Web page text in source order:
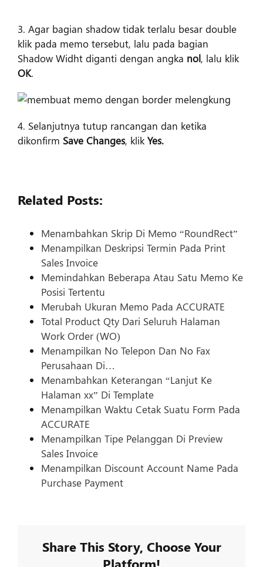
3. Agar bagian shadow tidak terlalu besar double
klik pada memo tersebut, lalu pada bagian
Shadow Widht diganti dengan angka nol, lalu klik
OK.
4. Selanjutnya tutup rancangan dan ketika
dikonfirm Save Changes, klik Yes.
Related Posts:
Menambahkan Skrip Di Memo “RoundRect”
Menampilkan Deskripsi Termin Pada Print
Sales Invoice
Memindahkan Beberapa Atau Satu Memo Ke
Posisi Tertentu
Merubah Ukuran Memo Pada ACCURATE
Total Product Qty Dari Seluruh Halaman
Work Order (WO)
Menampilkan No Telepon Dan No Fax
Perusahaan Di…
Menambahkan Keterangan “Lanjut Ke
Halaman xx” Di Template
Menampilkan Waktu Cetak Suatu Form Pada
ACCURATE
Menampilkan Tipe Pelanggan Di Preview
Sales Invoice
Menampilkan Discount Account Name Pada
Purchase Payment
Share This Story, Choose Your